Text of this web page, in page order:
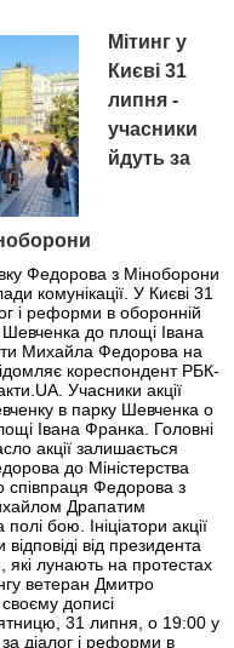
Мітинг у
Києві 31
липня -
учасники
йдуть за
Федорова з Міноборони
комунікації. У Києві 31
і реформи в оборонній
Шевченка до площі Івана
Михайла Федорова на
кореспондент РБК-
Учасники акції
в парку Шевченка о
Івана Франка. Головні
акції залишається
до Міністерства
співпраця Федорова з
Драпатим
бою. Ініціатори акції
від президента
лунають на протестах
ветеран Дмитро
дописі
31 липня, о 19:00 у
діалог і реформи в